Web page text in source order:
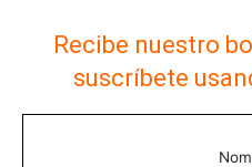
Recibe nuestro
suscríbete